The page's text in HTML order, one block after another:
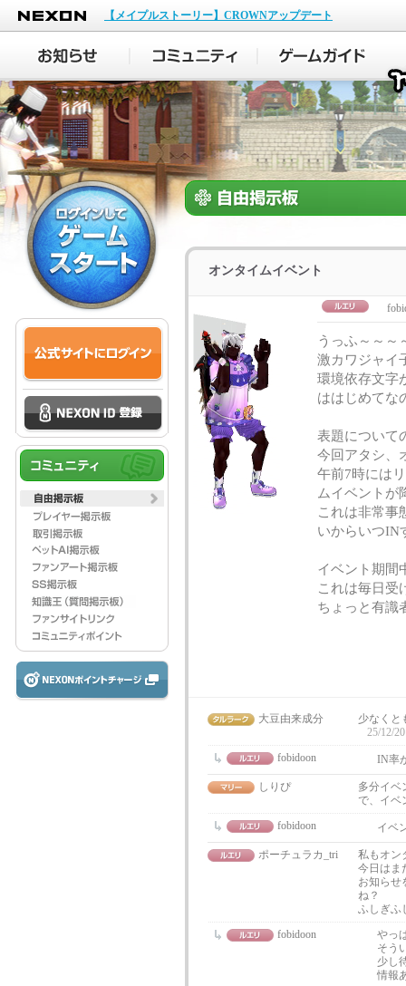
NEXON
【メイプルストーリー】CROWNアップデート
オンタイムイベント
うっふ～～～
激カワジャイ
環境依存文字
ははじめてな
表題について
今回アタシ、
午前7時には
ムイベントが
これは非常事
いからいつIN
イベント期間
これは毎日受
ちょっと有識
大豆由来成分
少なくと
25/12/
fobidoon
IN率
しりぴ
多分イベ
で、イベ
fobidoon
イベ
ポーチュラカ_tri
私もオン
今日はま
お知らせ
ね？
ふしぎふ
fobidoon
やっ
そう
少し
情報